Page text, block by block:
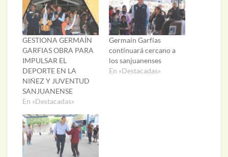
GESTIONA GERMAÍN
GARFIAS OBRA PARA
IMPULSAR EL
DEPORTE EN LA
NIÑEZ Y JUVENTUD
SANJUANENSE
En «Destacadas»
Germaín Garfías
continuará cercano a
los sanjuanenses
En «Destacadas»